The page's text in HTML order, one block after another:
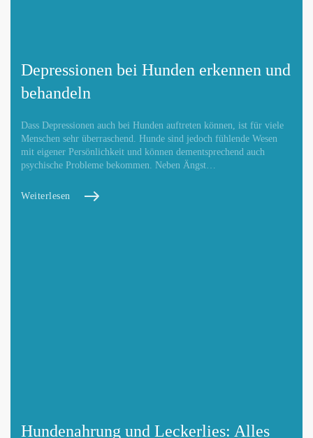
Depressionen bei Hunden erkennen und
behandeln
Dass Depressionen auch bei Hunden auftreten können, ist für viele
Menschen sehr überraschend. Hunde sind jedoch fühlende Wesen
mit eigener Persönlichkeit und können dementsprechend auch
psychische Probleme bekommen. Neben Ängst…
Weiterlesen
Hundenahrung und Leckerlies: Alles